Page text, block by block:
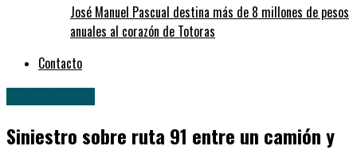
José Manuel Pascual destina más de 8 millones de pesos
anuales al corazón de Totoras
Contacto
Siniestro sobre ruta 91 entre un camión y